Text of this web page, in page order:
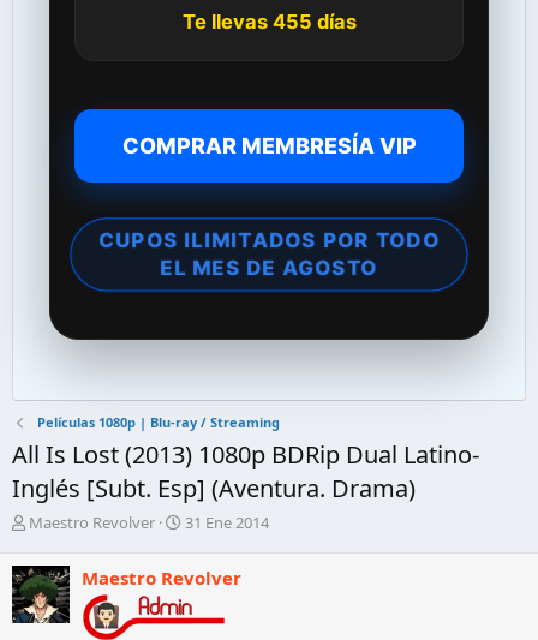
Te llevas 455 días
COMPRAR MEMBRESÍA VIP
CUPOS ILIMITADOS POR TODO
EL MES DE AGOSTO
Películas 1080p | Blu-ray / Streaming
All Is Lost (2013) 1080p BDRip Dual Latino-
Inglés [Subt. Esp] (Aventura. Drama)
A
t
o
r
d
Maestro Revolver
F
h
a
d
31 Ene 2014
Maestro Revolver